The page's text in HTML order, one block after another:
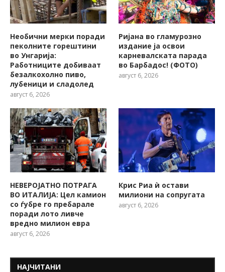
Необични мерки поради
пеколните горештини
во Унгарија:
Работниците добиваат
безалкохолно пиво,
лубеници и сладолед
август 6, 2026
Ријана во гламурозно
издание ја освои
карневалската парада
во Барбадос! (ФОТО)
август 6, 2026
НЕВЕРОЈАТНО ПОТРАГА
ВО ИТАЛИЈА: Цел камион
со ѓубре го пребарале
поради лото ливче
вредно милион евра
август 6, 2026
Крис Риа ѝ остави
милиони на сопругата
август 6, 2026
НАЈЧИТАНИ